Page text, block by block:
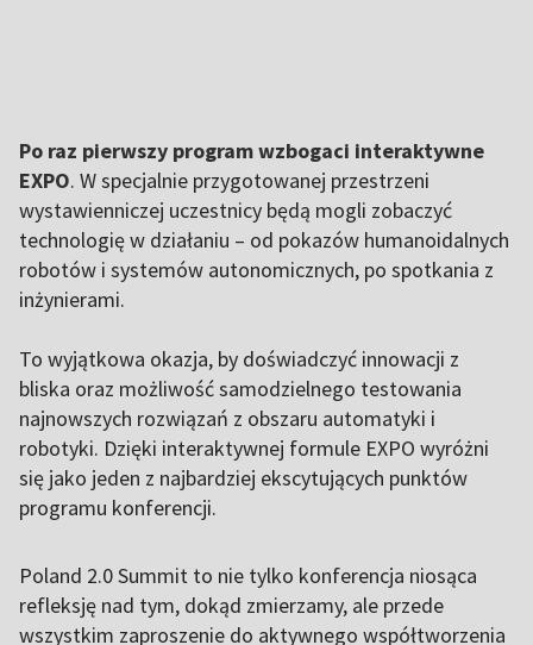
Po raz pierwszy program wzbogaci interaktywne
EXPO. W specjalnie przygotowanej przestrzeni
wystawienniczej uczestnicy będą mogli zobaczyć
technologię w działaniu – od pokazów humanoidalnych
robotów i systemów autonomicznych, po spotkania z
inżynierami.
To wyjątkowa okazja, by doświadczyć innowacji z
bliska oraz możliwość samodzielnego testowania
najnowszych rozwiązań z obszaru automatyki i
robotyki. Dzięki interaktywnej formule EXPO wyróżni
się jako jeden z najbardziej ekscytujących punktów
programu konferencji.
Poland 2.0 Summit to nie tylko konferencja niosąca
refleksję nad tym, dokąd zmierzamy, ale przede
wszystkim zaproszenie do aktywnego współtworzenia